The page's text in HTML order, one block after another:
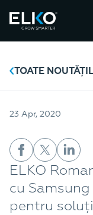
TOATE
23 Apr, 2020
ELKO
cu
pentru